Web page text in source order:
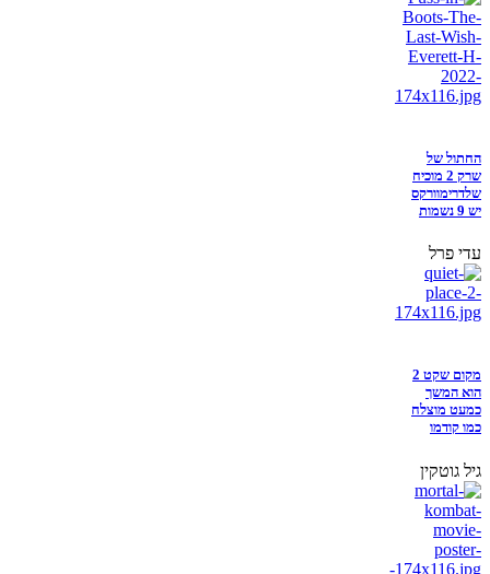
החתול של
שרק 2 מוכיח
שלדרימוורקס
יש 9 נשמות
עדי פרל
מקום שקט 2
הוא המשך
כמעט מוצלח
כמו קודמו
גיל גוטקין